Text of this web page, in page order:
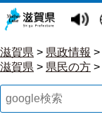
滋賀県 > 県政情報 >
滋賀県 > 県民の方 >